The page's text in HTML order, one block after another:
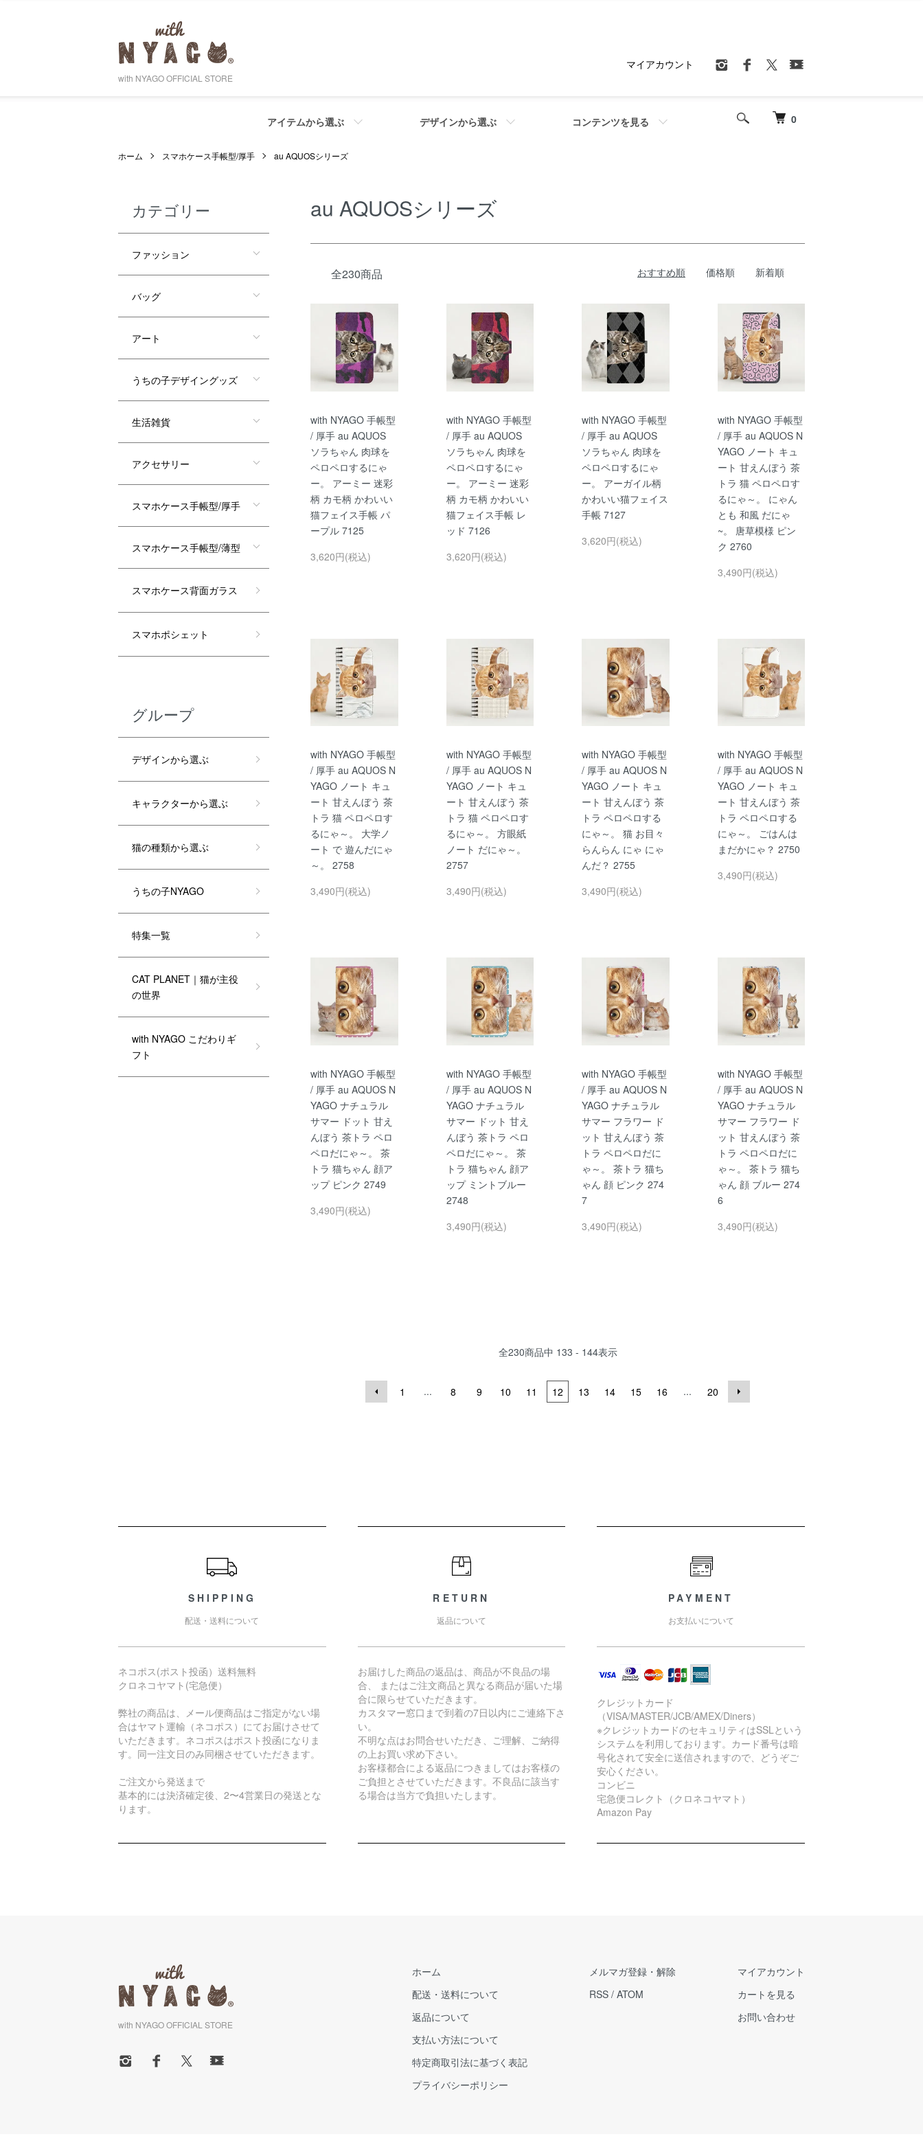
with NYAGO OFFICIAL STORE
0
アイテムから選ぶ デザインから選ぶ コンテンツを見る
マイアカウント
ホーム スマホケース手帳型/厚手 au AQUOSシリーズ
au AQUOSシリーズ
全230商品 おすすめ順 価格順 新着順
with NYAGO 手帳型
/ 厚手 au AQUOS
ソラちゃん 肉球を
ペロペロするにゃ
ー。 アーミー 迷彩
柄 カモ柄 かわいい
猫フェイス手帳 パ
ープル 7125
3,620円(税込)
with NYAGO 手帳型
/ 厚手 au AQUOS
ソラちゃん 肉球を
ペロペロするにゃ
ー。 アーミー 迷彩
柄 カモ柄 かわいい
猫フェイス手帳 レ
ッド 7126
3,620円(税込)
with NYAGO 手帳型
/ 厚手 au AQUOS
ソラちゃん 肉球を
ペロペロするにゃ
ー。 アーガイル柄
かわいい猫フェイス
手帳 7127
3,620円(税込)
with NYAGO 手帳型
/ 厚手 au AQUOS N
YAGO ノート キュ
ート 甘えんぼう 茶
トラ 猫 ペロペロす
るにゃ～。 にゃん
とも 和風 だにゃ
~。 唐草模様 ピン
ク 2760
3,490円(税込)
with NYAGO 手帳型
/ 厚手 au AQUOS N
YAGO ノート キュ
ート 甘えんぼう 茶
トラ 猫 ペロペロす
るにゃ～。 大学ノ
ート で 遊んだにゃ
～。 2758
3,490円(税込)
with NYAGO 手帳型
/ 厚手 au AQUOS N
YAGO ノート キュ
ート 甘えんぼう 茶
トラ 猫 ペロペロす
るにゃ～。 方眼紙
ノート だにゃ～。
2757
3,490円(税込)
with NYAGO 手帳型
/ 厚手 au AQUOS N
YAGO ノート キュ
ート 甘えんぼう 茶
トラ ペロペロする
にゃ～。 猫 お目々
らんらん にゃ にゃ
んだ？ 2755
3,490円(税込)
with NYAGO 手帳型
/ 厚手 au AQUOS N
YAGO ノート キュ
ート 甘えんぼう 茶
トラ ペロペロする
にゃ～。 ごはんは
まだかにゃ？ 2750
3,490円(税込)
with NYAGO 手帳型
/ 厚手 au AQUOS N
YAGO ナチュラル
サマー ドット 甘え
んぼう 茶トラ ペロ
ペロだにゃ～。 茶
トラ 猫ちゃん 顔ア
ップ ピンク 2749
3,490円(税込)
with NYAGO 手帳型
/ 厚手 au AQUOS N
YAGO ナチュラル
サマー ドット 甘え
んぼう 茶トラ ペロ
ペロだにゃ～。 茶
トラ 猫ちゃん 顔ア
ップ ミントブルー
2748
3,490円(税込)
with NYAGO 手帳型
/ 厚手 au AQUOS N
YAGO ナチュラル
サマー フラワー ド
ット 甘えんぼう 茶
トラ ペロペロだに
ゃ～。 茶トラ 猫ち
ゃん 顔 ピンク 274
7
3,490円(税込)
with NYAGO 手帳型
/ 厚手 au AQUOS N
YAGO ナチュラル
サマー フラワー ド
ット 甘えんぼう 茶
トラ ペロペロだに
ゃ～。 茶トラ 猫ち
ゃん 顔 ブルー 274
6
3,490円(税込)
全230商品中 133 - 144表示
1 ... 8 9 10 11 12 13 14 15 16 ... 20
カテゴリー
ファッション
バッグ
アート
うちの子デザイングッズ
生活雑貨
アクセサリー
スマホケース手帳型/厚手
スマホケース手帳型/薄型
スマホケース背面ガラス
スマホポシェット
グループ
デザインから選ぶ
キャラクターから選ぶ
猫の種類から選ぶ
うちの子NYAGO
特集一覧
CAT PLANET｜猫が主役
の世界
with NYAGO こだわりギ
フト
SHIPPING
配送・送料について
ネコポス(ポスト投函）送料無料
クロネコヤマト(宅急便）
弊社の商品は、メール便商品はご指定がない場
合はヤマト運輸（ネコポス）にてお届けさせて
いただきます。ネコポスはポスト投函になりま
す。同一注文日のみ同梱させていただきます。
ご注文から発送まで
基本的には決済確定後、2〜4営業日の発送とな
ります。
RETURN
返品について
お届けした商品の返品は、商品が不良品の場
合、 またはご注文商品と異なる商品が届いた場
合に限らせていただきます。
カスタマー窓口まで到着の7日以内にご連絡下さ
い。
不明な点はお問合せいただき、ご理解、ご納得
の上お買い求め下さい。
お客様都合による返品につきましてはお客様の
ご負担とさせていただきます。不良品に該当す
る場合は当方で負担いたします。
PAYMENT
お支払いについて
クレジットカード
（VISA/MASTER/JCB/AMEX/Diners）
※クレジットカードのセキュリティはSSLという
システムを利用しております。カード番号は暗
号化されて安全に送信されますので、どうぞご
安心ください。
コンビニ
宅急便コレクト（クロネコヤマト）
Amazon Pay
with NYAGO OFFICIAL STORE
ホーム
配送・送料について
返品について
支払い方法について
特定商取引法に基づく表記
プライバシーポリシー
メルマガ登録・解除
RSS / ATOM
マイアカウント
カートを見る
お問い合わせ